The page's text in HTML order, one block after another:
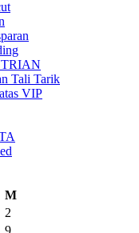
Tali Tarik
VIP
M
2
9